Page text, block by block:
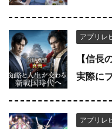
アプリレ
【信長
実際に
アプリレ